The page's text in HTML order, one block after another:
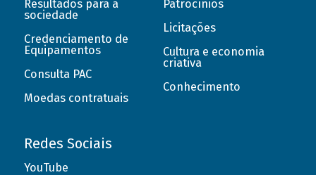
Resultados para a
sociedade
Credenciamento de
Equipamentos
Consulta PAC
Moedas contratuais
Patrocínios
Licitações
Cultura e economia
criativa
Conhecimento
Redes Sociais
YouTube